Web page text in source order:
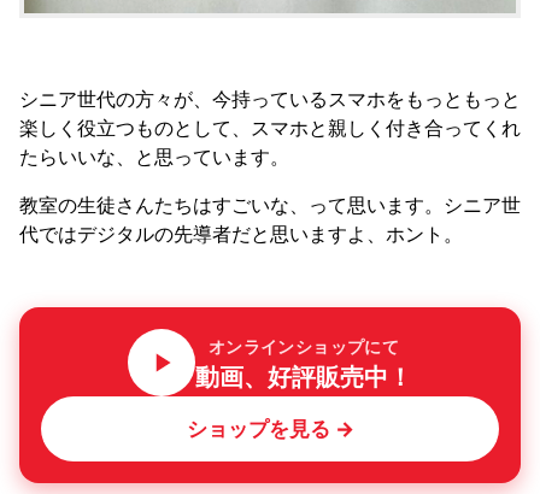
シニア世代の方々が、今持っているスマホをもっともっと
楽しく役立つものとして、スマホと親しく付き合ってくれ
たらいいな、と思っています。
教室の生徒さんたちはすごいな、って思います。シニア世
代ではデジタルの先導者だと思いますよ、ホント。
オンラインショップにて
動画、好評販売中！
ショップを見る →